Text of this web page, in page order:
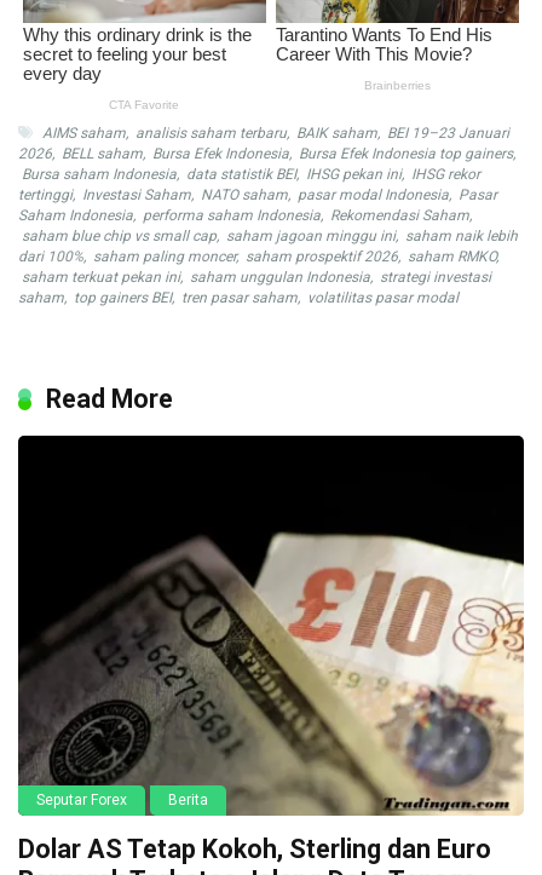
AIMS saham, analisis saham terbaru, BAIK saham, BEI 19–23 Januari
2026, BELL saham, Bursa Efek Indonesia, Bursa Efek Indonesia top gainers,
Bursa saham Indonesia, data statistik BEI, IHSG pekan ini, IHSG rekor
tertinggi, Investasi Saham, NATO saham, pasar modal Indonesia, Pasar
Saham Indonesia, performa saham Indonesia, Rekomendasi Saham,
saham blue chip vs small cap, saham jagoan minggu ini, saham naik lebih
dari 100%, saham paling moncer, saham prospektif 2026, saham RMKO,
saham terkuat pekan ini, saham unggulan Indonesia, strategi investasi
saham, top gainers BEI, tren pasar saham, volatilitas pasar modal
Read More
Seputar Forex Berita
Dolar AS Tetap Kokoh, Sterling dan Euro